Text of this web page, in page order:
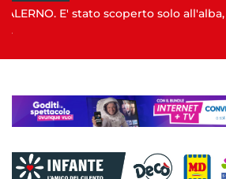
solo all'alba, ma la sua morte è